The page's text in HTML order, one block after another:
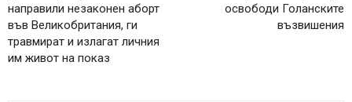
направили незаконен аборт
във Великобритания, ги
травмират и излагат личния
им живот на показ
освободи Голанските
възвишения